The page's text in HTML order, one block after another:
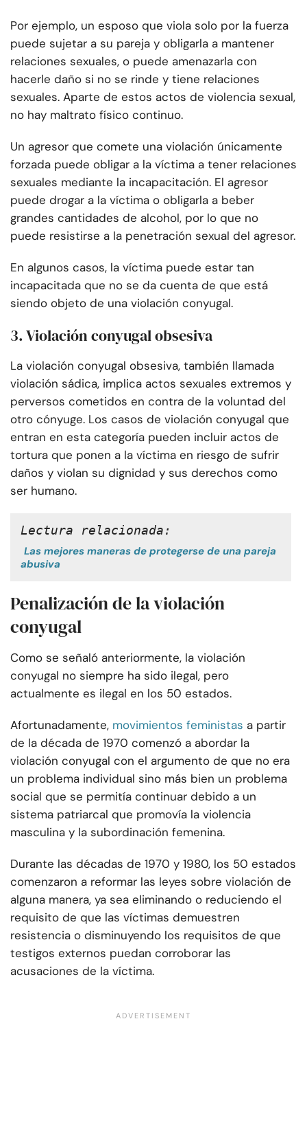
Por ejemplo, un esposo que viola solo por la fuerza
puede sujetar a su pareja y obligarla a mantener
relaciones sexuales, o puede amenazarla con
hacerle daño si no se rinde y tiene relaciones
sexuales. Aparte de estos actos de violencia sexual,
no hay maltrato físico continuo.
Un agresor que comete una violación únicamente
forzada puede obligar a la víctima a tener relaciones
sexuales mediante la incapacitación. El agresor
puede drogar a la víctima o obligarla a beber
grandes cantidades de alcohol, por lo que no
puede resistirse a la penetración sexual del agresor.
En algunos casos, la víctima puede estar tan
incapacitada que no se da cuenta de que está
siendo objeto de una violación conyugal.
3. Violación conyugal obsesiva
La violación conyugal obsesiva, también llamada
violación sádica, implica actos sexuales extremos y
perversos cometidos en contra de la voluntad del
otro cónyuge. Los casos de violación conyugal que
entran en esta categoría pueden incluir actos de
tortura que ponen a la víctima en riesgo de sufrir
daños y violan su dignidad y sus derechos como
ser humano.
Lectura relacionada:
Las mejores maneras de protegerse de una pareja
abusiva
Penalización de la violación
conyugal
Como se señaló anteriormente, la violación
conyugal no siempre ha sido ilegal, pero
actualmente es ilegal en los 50 estados.
Afortunadamente, movimientos feministas a partir
de la década de 1970 comenzó a abordar la
violación conyugal con el argumento de que no era
un problema individual sino más bien un problema
social que se permitía continuar debido a un
sistema patriarcal que promovía la violencia
masculina y la subordinación femenina.
Durante las décadas de 1970 y 1980, los 50 estados
comenzaron a reformar las leyes sobre violación de
alguna manera, ya sea eliminando o reduciendo el
requisito de que las víctimas demuestren
resistencia o disminuyendo los requisitos de que
testigos externos puedan corroborar las
acusaciones de la víctima.